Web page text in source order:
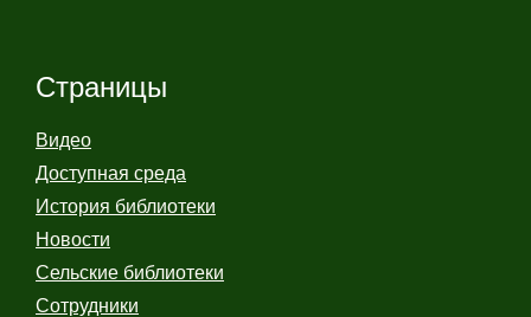
Страницы
Видео
Доступная среда
История библиотеки
Новости
Сельские библиотеки
Сотрудники